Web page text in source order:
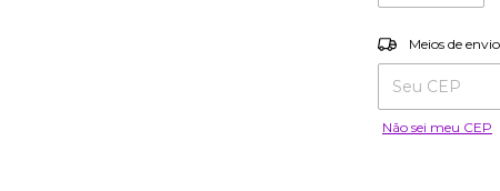
Entregas para o
Meios de envio
Não sei meu CEP